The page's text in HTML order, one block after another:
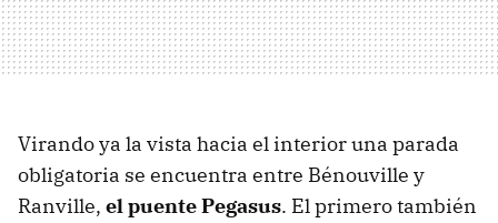
Virando ya la vista hacia el interior una parada
obligatoria se encuentra entre Bénouville y
Ranville, el puente Pegasus. El primero también